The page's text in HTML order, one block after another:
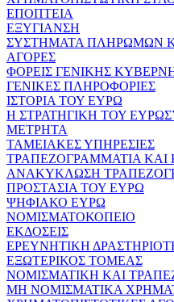
ΕΠΟΠΤΕΙΑ
ΕΞΥΓΙΑΝΣΗ
ΣΥΣΤΗΜΑΤΑ ΠΛΗΡΩΜΩΝ
ΑΓΟΡΕΣ
ΦΟΡΕΙΣ ΓΕΝΙΚΗΣ
ΓΕΝΙΚΕΣ ΠΛΗΡΟΦΟΡΙΕΣ
ΙΣΤΟΡΙΑ ΤΟΥ ΕΥΡΩ
Η ΣΤΡΑΤΗΓΙΚΗ ΤΟΥ
ΜΕΤΡΗΤΑ
ΤΑΜΕΙΑΚΕΣ ΥΠΗΡΕΣΙΕΣ
ΤΡΑΠΕΖΟΓΡΑΜΜΑΤΙΑ ΚΑΙ
ΑΝΑΚΥΚΛΩΣΗ
ΠΡΟΣΤΑΣΙΑ ΤΟΥ ΕΥΡΩ
ΨΗΦΙΑΚΟ ΕΥΡΩ
ΝΟΜΙΣΜΑΤΟΚΟΠΕΙΟ
ΕΚΔΟΣΕΙΣ
ΕΡΕΥΝΗΤΙΚΗ
ΕΞΩΤΕΡΙΚΟΣ ΤΟΜΕΑΣ
ΝΟΜΙΣΜΑΤΙΚΗ ΚΑΙ
ΜΗ ΝΟΜΙΣΜΑΤΙΚΑ